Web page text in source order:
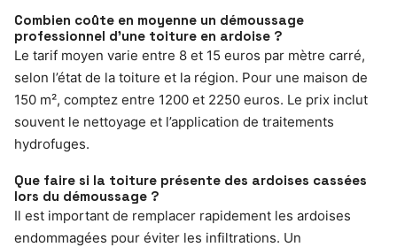
Combien coûte en moyenne un démoussage
professionnel d’une toiture en ardoise ?
Le tarif moyen varie entre 8 et 15 euros par mètre carré,
selon l’état de la toiture et la région. Pour une maison de
150 m², comptez entre 1200 et 2250 euros. Le prix inclut
souvent le nettoyage et l’application de traitements
hydrofuges.
Que faire si la toiture présente des ardoises cassées
lors du démoussage ?
Il est important de remplacer rapidement les ardoises
endommagées pour éviter les infiltrations. Un